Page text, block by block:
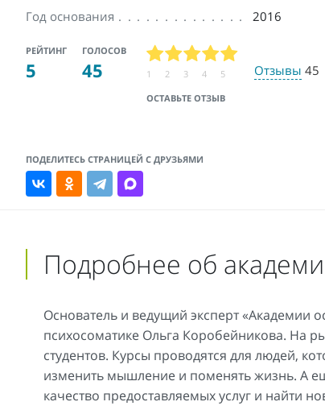
Год основания
2016
РЕЙТИНГ
5
ГОЛОСОВ
45
ОСТАВЬТЕ ОТЗЫВ
1 2 3 4 5 Отзывы 45
ПОДЕЛИТЕСЬ СТРАНИЦЕЙ С ДРУЗЬЯМИ
Подробнее об
Основатель и ведущий эксперт «Академии
психосоматике Ольга Коробейникова. На
студентов. Курсы проводятся для людей,
изменить мышление и поменять жизнь. А
качество предоставляемых услуг и найти